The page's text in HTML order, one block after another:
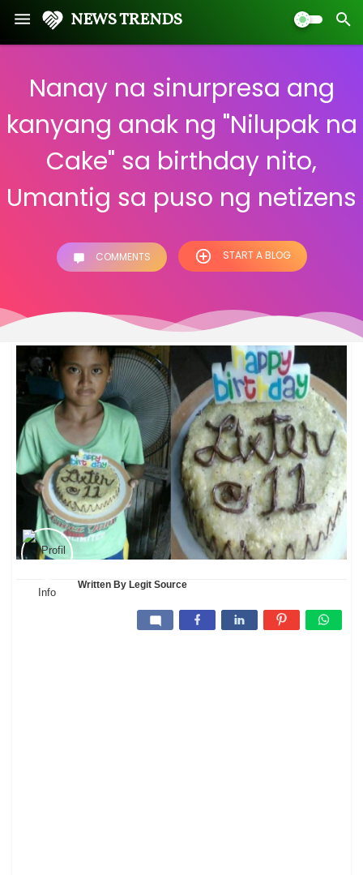
NEWS TRENDS
Nanay na sinurpresa ang
kanyang anak ng "Nilupak na
Cake" sa birthday nito,
Umantig sa puso ng netizens
COMMENTS START A BLOG
Written By Legit Source